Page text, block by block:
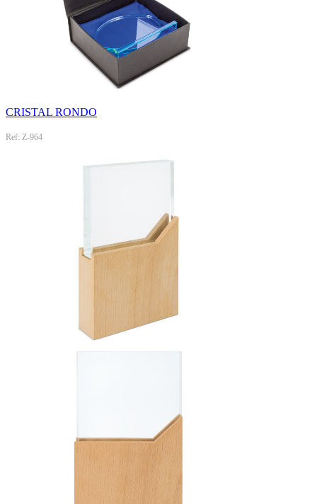
CRISTAL RONDO
Ref: Z-964